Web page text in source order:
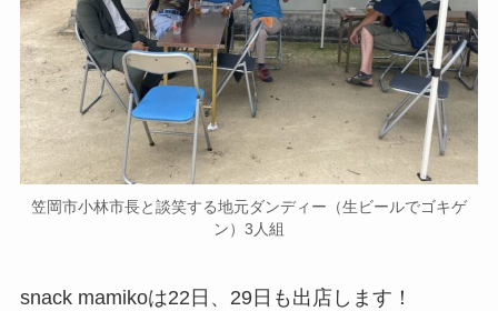
笠岡市小林市長と談笑する地元ダンディー（生ビールでゴキゲ
ン）3人組
snack mamikoは22日、29日も出店します！